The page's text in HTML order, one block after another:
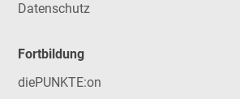
Datenschutz
Fortbildung
diePUNKTE:on